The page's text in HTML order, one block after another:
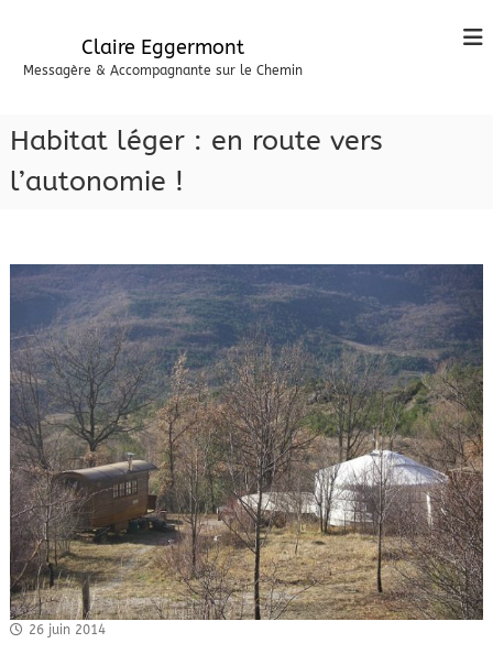
Claire Eggermont
Messagère & Accompagnante sur le Chemin
Habitat léger : en route vers
l’autonomie !
26 juin 2014